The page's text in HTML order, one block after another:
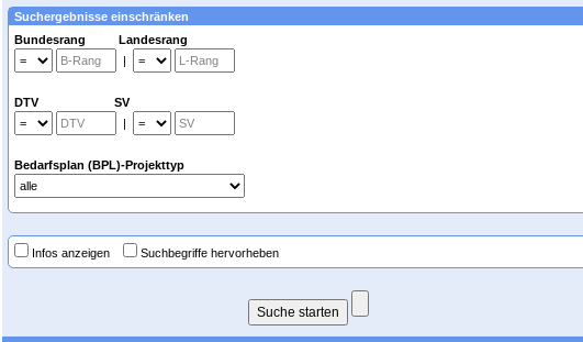
Suchergebnisse einschränken
Bundesrang Landesrang
|
DTV SV
|
Bedarfsplan (BPL)-Projekttyp
Infos anzeigen Suchbegriffe hervorheben